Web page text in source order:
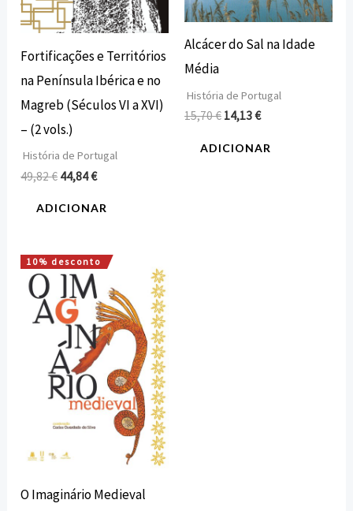
Fortificações e Territórios
na Península Ibérica e no
Magreb (Séculos VI a XVI)
– (2 vols.)
História de Portugal
49,82€ 44,84€
ADICIONAR
Alcácer do Sal na Idade
Média
História de Portugal
15,70€ 14,13€
ADICIONAR
10% desconto
O Imaginário Medieval
O
preço
original
era:
15,00 €.
O
atual
é:
13,50 €.